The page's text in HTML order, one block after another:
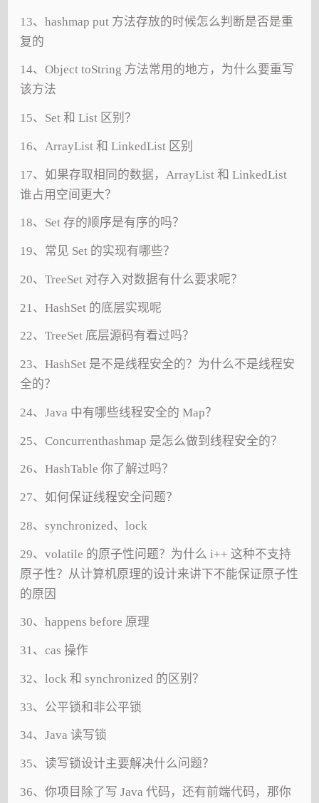
13、hashmap put 方法存放的时候怎么判断是否是重
复的
14、Object toString 方法常用的地方，为什么要重写
该方法
15、Set 和 List 区别？
16、ArrayList 和 LinkedList 区别
17、如果存取相同的数据，ArrayList 和 LinkedList
谁占用空间更大？
18、Set 存的顺序是有序的吗？
19、常见 Set 的实现有哪些？
20、TreeSet 对存入对数据有什么要求呢？
21、HashSet 的底层实现呢
22、TreeSet 底层源码有看过吗？
23、HashSet 是不是线程安全的？为什么不是线程安
全的？
24、Java 中有哪些线程安全的 Map？
25、Concurrenthashmap 是怎么做到线程安全的？
26、HashTable 你了解过吗？
27、如何保证线程安全问题？
28、synchronized、lock
29、volatile 的原子性问题？为什么 i++ 这种不支持
原子性？从计算机原理的设计来讲下不能保证原子性
的原因
30、happens before 原理
31、cas 操作
32、lock 和 synchronized 的区别？
33、公平锁和非公平锁
34、Java 读写锁
35、读写锁设计主要解决什么问题？
36、你项目除了写 Java 代码，还有前端代码，那你